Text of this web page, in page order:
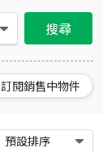
搜尋
訂閱銷售中物件
預設排序